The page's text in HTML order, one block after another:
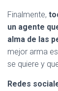
Finalmente,
un agente
alma de las
mejor arma
se quiere y
Redes